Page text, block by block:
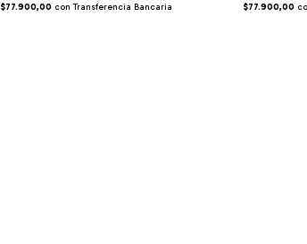
$77.900,00 con Transferencia Bancaria $77.900,00